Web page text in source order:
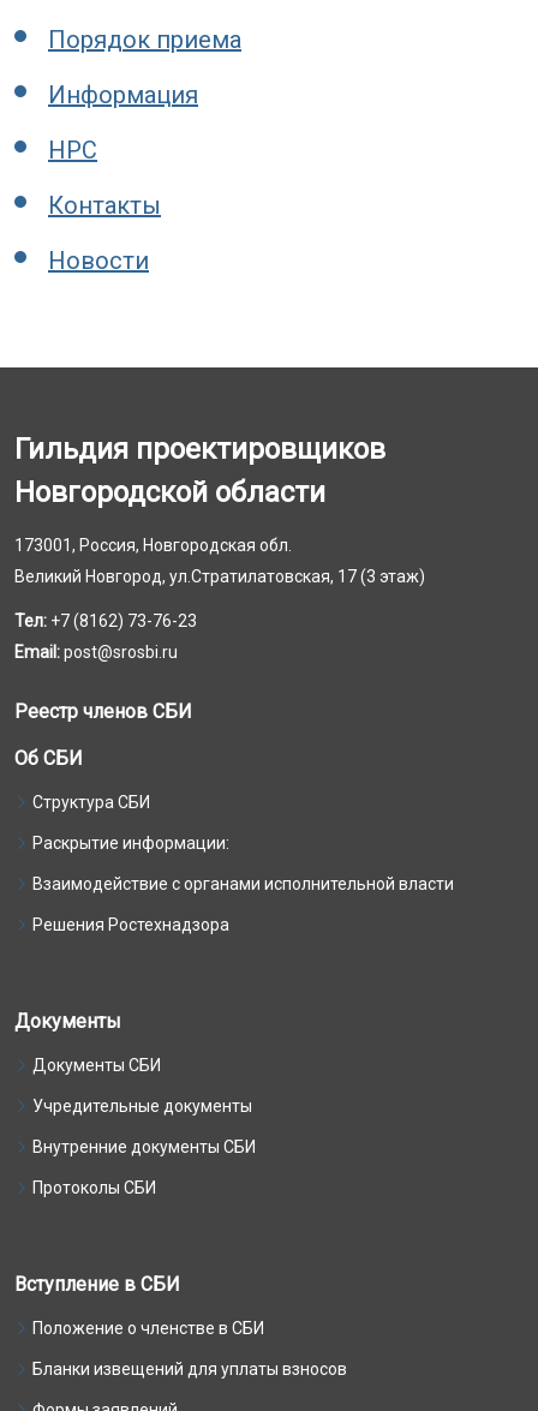
Порядок приема
Информация
НРС
Контакты
Новости
Гильдия проектировщиков
Новгородской области
173001, Россия, Новгородская обл.
Великий Новгород, ул.Стратилатовская, 17 (3 этаж)
Тел: +7 (8162) 73-76-23
Email:post@srosbi.ru
Реестр членов СБИ
Об СБИ
Структура СБИ
Раскрытие информации:
Взаимодействие с органами исполнительной власти
Решения Ростехнадзора
Документы
Документы СБИ
Учредительные документы
Внутренние документы СБИ
Протоколы СБИ
Вступление в СБИ
Положение о членстве в СБИ
Бланки извещений для уплаты взносов